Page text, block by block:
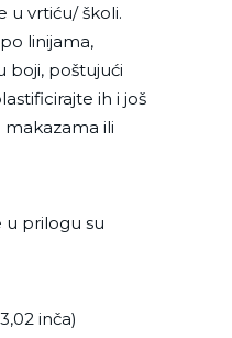
u vrtiću/ školi.
linijama,
boji, poštujući
ih i još
ili
u prilogu su
inča)